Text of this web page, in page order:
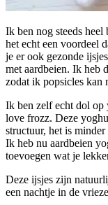
Ik ben nog steeds
het echt een voordeel
je er ook gezonde
met aardbeien. Ik heb
zodat ik popsicles kan
Ik ben zelf echt dol op
love frozz. Deze
structuur, het is
Ik heb nu aardbeien
toevoegen wat je
Deze ijsjes zijn
een nachtje in de